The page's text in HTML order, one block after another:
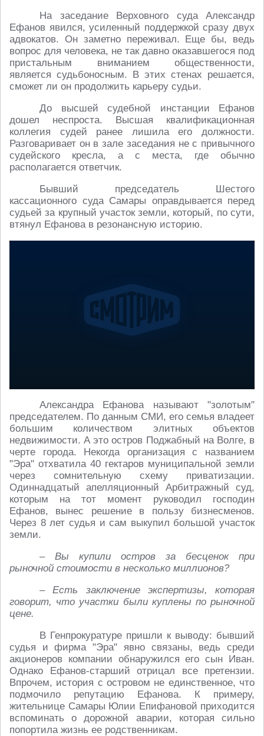
На заседание Верховного суда Александр
Ефанов явился, усиленный поддержкой сразу двух
адвокатов. Он заметно переживал. Еще бы, ведь
вопрос для человека, не так давно оказавшегося под
пристальным вниманием общественности,
является судьбоносным. В этих стенах решается,
сможет ли он продолжить карьеру судьи.
До высшей судебной инстанции Ефанов
дошел неспроста. Высшая квалификационная
коллегия судей ранее лишила его должности.
Разговаривает он в зале заседания не с привычного
судейского кресла, а с места, где обычно
располагается ответчик.
Бывший председатель Шестого
кассационного суда Самары оправдывается перед
судьей за крупный участок земли, который, по сути,
втянул Ефанова в резонансную историю.
Александра Ефанова называют "золотым"
председателем. По данным СМИ, его семья владеет
большим количеством элитных объектов
недвижимости. А это остров Поджабный на Волге, в
черте города. Некогда организация с названием
"Эра" отхватила 40 гектаров муниципальной земли
через сомнительную схему приватизации.
Одиннадцатый апелляционный Арбитражный суд,
которым на тот момент руководил господин
Ефанов, вынес решение в пользу бизнесменов.
Через 8 лет судья и сам выкупил большой участок
земли.
– Вы купили остров за бесценок при
рыночной стоимости в несколько миллионов?
– Есть заключение экспертизы, которая
говорит, что участки были куплены по рыночной
цене.
В Генпрокуратуре пришли к выводу: бывший
судья и фирма "Эра" явно связаны, ведь среди
акционеров компании обнаружился его сын Иван.
Однако Ефанов-старший отрицал все претензии.
Впрочем, история с островом не единственное, что
подмочило репутацию Ефанова. К примеру,
жительнице Самары Юлии Епифановой приходится
вспоминать о дорожной аварии, которая сильно
попортила жизнь ее родственникам.